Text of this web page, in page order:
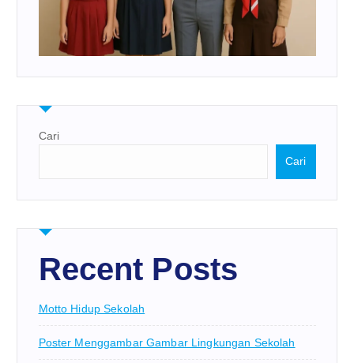
Cari
Cari
Recent Posts
Motto Hidup Sekolah
Poster Menggambar Gambar Lingkungan Sekolah